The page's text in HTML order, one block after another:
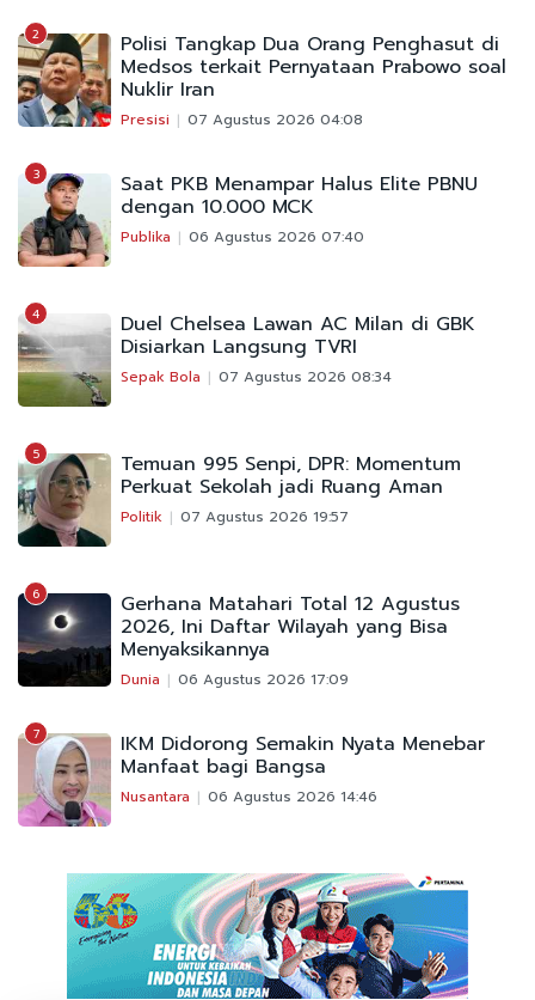
2 Polisi Tangkap Dua Orang Penghasut di
Medsos terkait Pernyataan Prabowo soal
Nuklir Iran
Presisi 07 Agustus 2026 04:08
3 Saat PKB Menampar Halus Elite PBNU
dengan 10.000 MCK
Publika 06 Agustus 2026 07:40
4 Duel Chelsea Lawan AC Milan di GBK
Disiarkan Langsung TVRI
Sepak Bola 07 Agustus 2026 08:34
5 Temuan 995 Senpi, DPR: Momentum
Perkuat Sekolah jadi Ruang Aman
Politik 07 Agustus 2026 19:57
6 Gerhana Matahari Total 12 Agustus
2026, Ini Daftar Wilayah yang Bisa
Menyaksikannya
Dunia 06 Agustus 2026 17:09
7 IKM Didorong Semakin Nyata Menebar
Manfaat bagi Bangsa
Nusantara 06 Agustus 2026 14:46